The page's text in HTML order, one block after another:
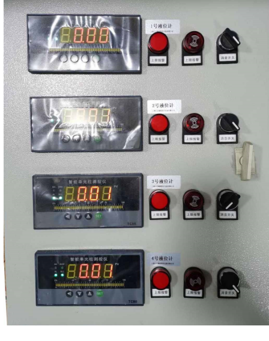
1、测量射线类型：X、γ射线
2、探测器：Φ30×25mm NaI(TI)晶
3、探测方式: 浸入液体中进行长期
4、测量范围：0.01～1000μSv/h
5、灵敏度：1μSv/h>350CPS
6、刷新周期：1s
7、相对固有误差：≤±10%
8、能量范围：20 keV～3 MeV
9、通讯：标准RS485/
9、其他功能：防水处理达到IP67
10、电源：市电220V或标配12V开
11、使用环境：温度-10℃～+50℃
35℃温度下)≤90％
12、探头外型尺寸：φ70×1000mm